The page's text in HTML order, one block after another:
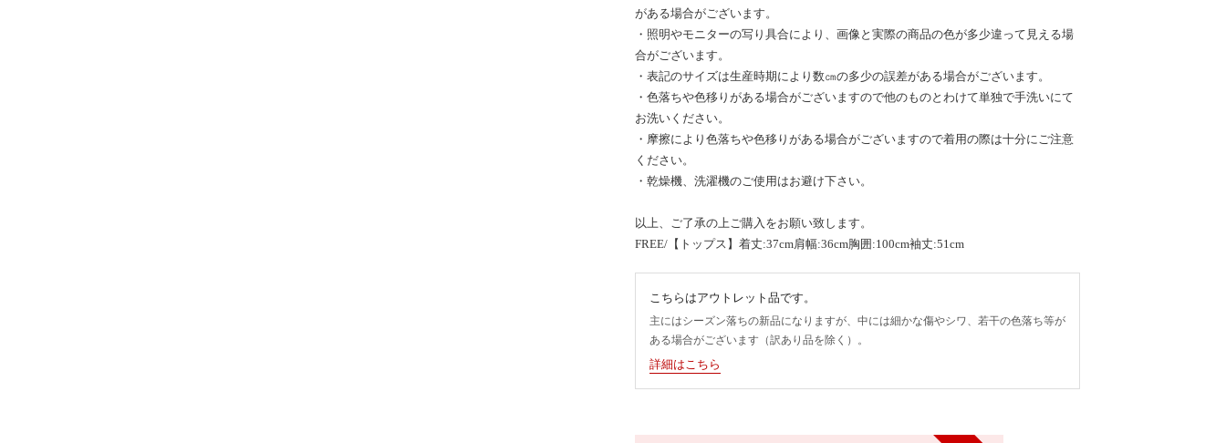
がある場合がございます。
・照明やモニターの写り具合により、画像と実際の商品の色が多少違って見える場
合がございます。
・表記のサイズは生産時期により数㎝の多少の誤差がある場合がございます。
・色落ちや色移りがある場合がございますので他のものとわけて単独で手洗いにて
お洗いください。
・摩擦により色落ちや色移りがある場合がございますので着用の際は十分にご注意
ください。
・乾燥機、洗濯機のご使用はお避け下さい。
以上、ご了承の上ご購入をお願い致します。
FREE/【トップス】着丈:37cm肩幅:36cm胸囲:100cm袖丈:51cm
こちらはアウトレット品です。
主にはシーズン落ちの新品になりますが、中には細かな傷やシワ、若干の色落ち等が
ある場合がございます（訳あり品を除く）。
詳細はこちら